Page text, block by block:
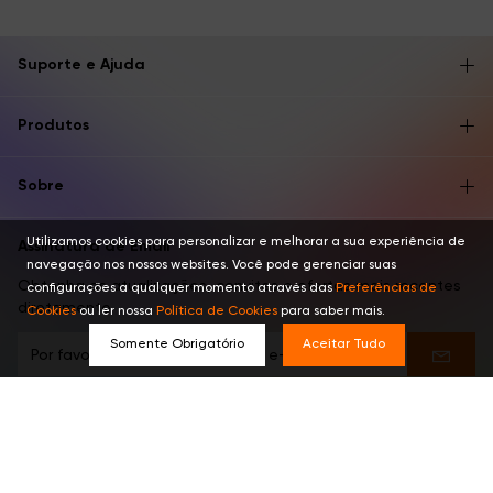
Suporte e Ajuda
Produtos
Sobre
Assinatura de Email
Obtenha as atualizações, convites e ofertas mais recentes
diretamente.
Utilizamos cookies para personalizar e melhorar a sua experiência de
navegação nos nossos websites. Você pode gerenciar suas
configurações a qualquer momento através dasPreferências de
Cookiesou ler nossa Política de Cookies para saber mais.
Somente Obrigatório Aceitar Tudo